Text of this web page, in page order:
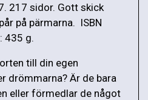
217 sidor. Gott skick
på pärmarna. ISBN
435 g.
till din egen
drömmarna? Är de bara
eller förmedlar de något